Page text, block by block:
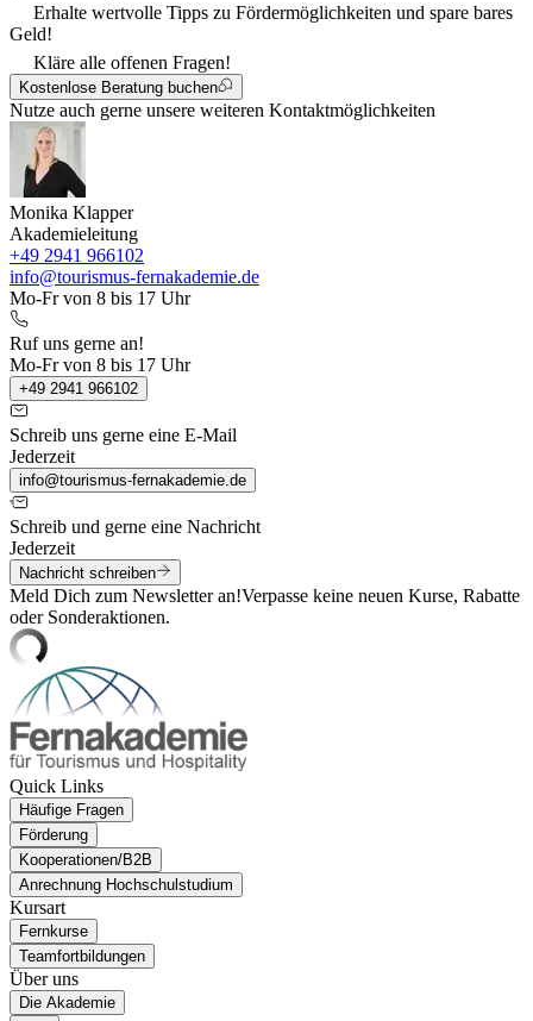
Erhalte wertvolle Tipps zu Fördermöglichkeiten und spare bares
Geld!
Kläre alle offenen Fragen!
Kostenlose Beratung buchen
Nutze auch gerne unsere weiteren Kontaktmöglichkeiten
Monika Klapper
Akademieleitung
+49 2941 966102
info@tourismus-fernakademie.de
Mo-Fr von 8 bis 17 Uhr
Ruf uns gerne an!
Mo-Fr von 8 bis 17 Uhr
+49 2941 966102
Schreib uns gerne eine E-Mail
Jederzeit
info@tourismus-fernakademie.de
Schreib und gerne eine Nachricht
Jederzeit
Nachricht schreiben
Meld Dich zum Newsletter an!Verpasse keine neuen Kurse, Rabatte
oder Sonderaktionen.
Quick Links
Häufige Fragen
Förderung
Kooperationen/B2B
Anrechnung Hochschulstudium
Kursart
Fernkurse
Teamfortbildungen
Über uns
Die Akademie